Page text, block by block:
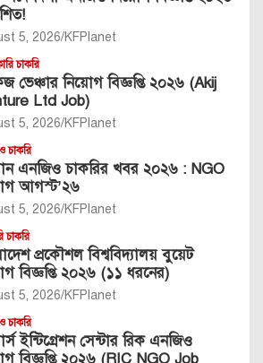
5, 2026 KFPlanet
চাকরি
ভেঞ্চার নিয়োগ বিজ্ঞপ্তি ২০২৬ (Akij
Ltd Job)
5, 2026 KFPlanet
চাকরি
এনজিও চাকরির খবর ২০২৬ : NGO
আগস্ট’২৬
5, 2026 KFPlanet
চাকরি
প্রকৌশল বিশ্ববিদ্যালয় বুয়েট
বিজ্ঞপ্তি ২০২৬ (১১ ধরনের)
5, 2026 KFPlanet
চাকরি
ইন্টিগ্রেশন সেন্টার রিক এনজিও